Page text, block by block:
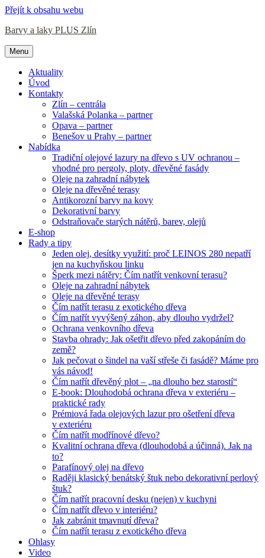
Přejít k obsahu webu
Barvy a laky PLUS Zlín
Menu
Aktuality
Úvod
Kontakty
Zlín – centrála
Valašská Polanka – partner
Opava – partner
Benešov u Prahy – partner
Nabídka
Tradiční olejové lazury na dřevo s UV ochranou –
vhodné pro pergoly, ploty, dřevěné fasády
Oleje na zahradní nábytek
Oleje na dřevěné terasy
Antikorozní barvy na kovy
Dekorativní barvy
Odstraňovače starých nátěrů, barev, olejů
E-shop
Rady a tipy
Jeden olej, desítky využití: proč LEINOS 280 nepatří
jen na kuchyňskou linku
Šperk mezi nátěry: Čím natřít venkovní terasu?
Oleje na zahradní nábytek
Oleje na dřevěné terasy
Čím natřít terasu z exotického dřeva
Čím natřít vyvýšený záhon, aby dlouho vydržel?
Ochrana venkovního dřeva
Stavba ohrady: Jak ošetřit dřevo před zakopáním do
země?
Jak pečovat o šindel na vaší střeše či fasádě? Máme pro
vás návod!
Čím natřít dřevěný plot – „na dlouho bez starostí“
E-book: Dlouhodobá ochrana dřeva v exteriéru –
praktické rady
Prémiová řada olejových lazur pro ošetření dřeva
v exteriéru
Čím natřít modřínové dřevo?
Kvalitní ochrana dřeva (dlouhodobá a účinná). Jak na
to?
Parafínový olej na dřevo
Raději klasický benátský štuk nebo dekorativní perlový
štuk?
Čím natřít pracovní desku (nejen) v kuchyni
Čím natřít dřevo v interiéru?
Jak zabránit tmavnutí dřeva?
Čím natřít terasu z exotického dřeva
Ohlasy
Video